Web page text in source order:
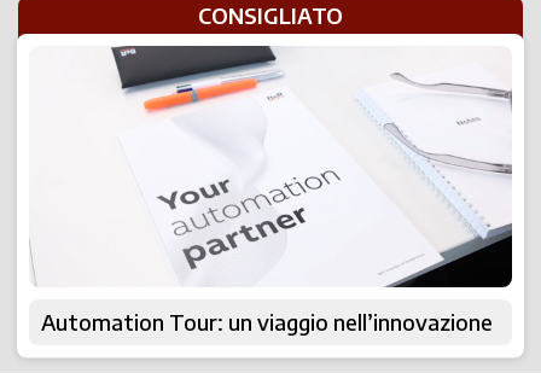
CONSIGLIATO
Automation Tour: un viaggio nell’innovazione